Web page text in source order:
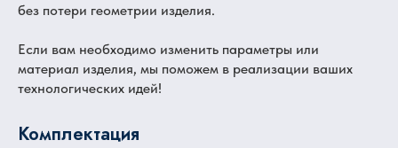
без потери геометрии изделия.
Если вам необходимо изменить параметры или
материал изделия, мы поможем в реализации ваших
технологических идей!
Комплектация